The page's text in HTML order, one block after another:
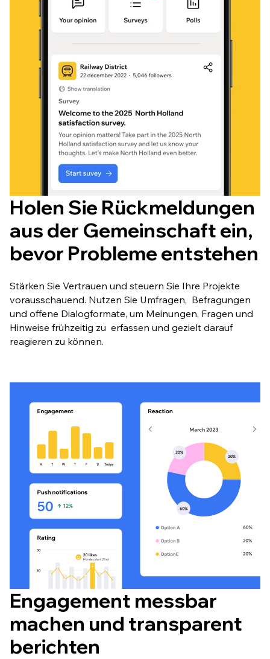
Holen Sie Rückmeldungen
aus der Gemeinschaft ein,
bevor Probleme entstehen
Stärken Sie Vertrauen und steuern Sie Ihre Projekte
vorausschauend. Nutzen Sie Umfragen, Befragungen
und offene Dialogformate, um Meinungen, Fragen und
Hinweise frühzeitig zu erfassen und gezielt darauf
reagieren zu können.
Engagement messbar
machen und transparent
berichten